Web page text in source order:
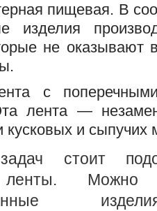
пищевая. В
изделия
не оказывают
с
лента —
кусковых и сыпучих
стоит
ленты. Можно